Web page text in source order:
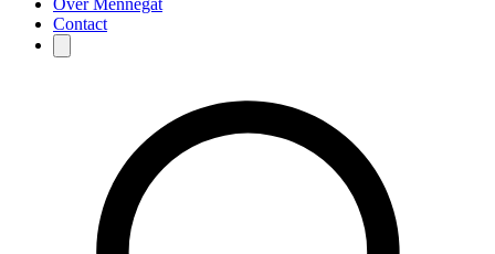
Over Mennegat
Contact